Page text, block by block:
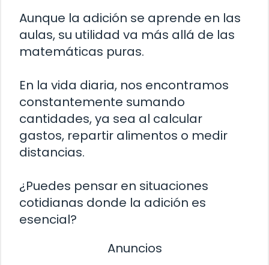
Aunque la adición se aprende en las
aulas, su utilidad va más allá de las
matemáticas puras.
En la vida diaria, nos encontramos
constantemente sumando
cantidades, ya sea al calcular
gastos, repartir alimentos o medir
distancias.
¿Puedes pensar en situaciones
cotidianas donde la adición es
esencial?
Anuncios